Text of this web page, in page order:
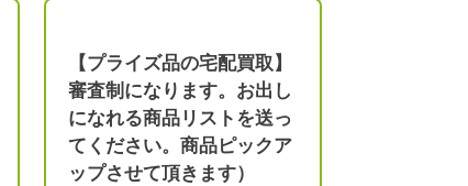
【プライズ品の宅配買取】
審査制になります。お出し
になれる商品リストを送っ
てください。商品ピックア
ップさせて頂きます）